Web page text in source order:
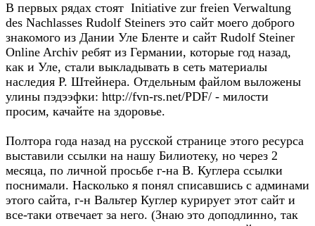
В первых рядах стоят Initiative zur freien Verwaltung
des Nachlasses Rudolf Steiners это сайт моего доброго
знакомого из Дании Уле Бленте и сайт Rudolf Steiner
Online Archiv ребят из Германии, которые год назад,
как и Уле, стали выкладывать в сеть материалы
наследия Р. Штейнера. Отдельным файлом выложены
улины пэдээфки: http://fvn-rs.net/PDF/ - милости
просим, качайте на здоровье.
Полтора года назад на русской странице этого ресурса
выставили ссылки на нашу Билиотеку, но через 2
месяца, по личной просьбе г-на В. Куглера ссылки
поснимали. Насколько я понял списавшись с админами
этого сайта, г-н Вальтер Куглер курирует этот сайт и
все-таки отвечает за него. (Знаю это доподлинно, так